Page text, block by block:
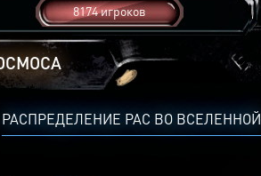
8174 игроков
РАСПРЕДЕЛЕНИЕ РАС ВО ВСЕЛЕННОЙ